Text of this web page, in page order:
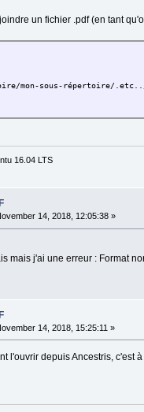
un fichier .pdf (en tant
mon-sous-répertoire/.etc../
16.04 LTS
14, 2018, 12:05:38 »
mais j'ai une erreur : Format
14, 2018, 15:25:11 »
l'ouvrir depuis Ancestris,